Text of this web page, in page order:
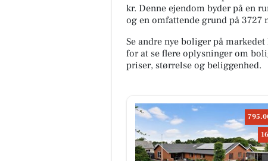
kr. Denne ejendom byder på en
og en omfattende grund på 3727
Se andre nye boliger på
for at se flere oplysninger om
priser, størrelse og beliggenhed.